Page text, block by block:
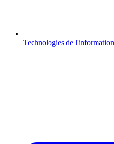
Technologies de l'information